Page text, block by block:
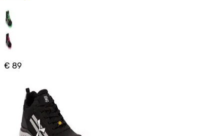
€ 89